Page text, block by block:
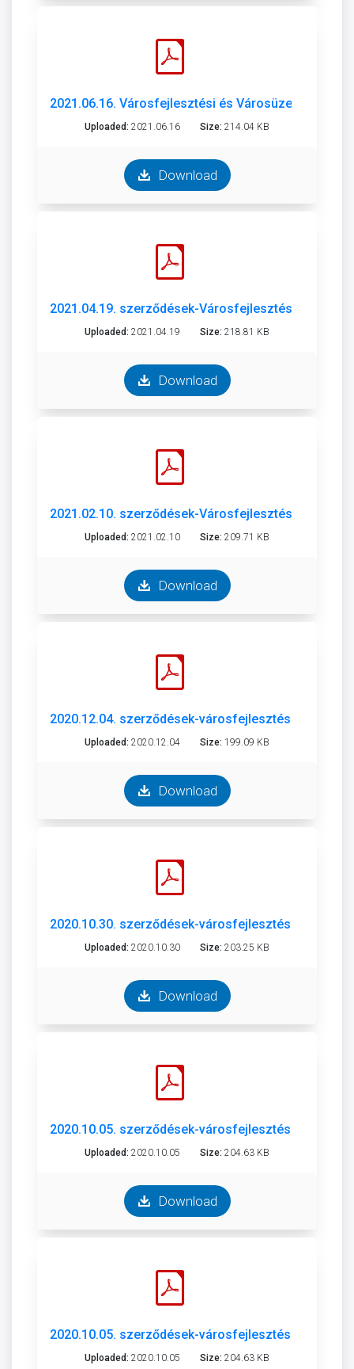
2021.06.16. Városfejlesztési és
Uploaded: 2021.06.16 Size: 214.04 KB
Download
2021.04.19. szerződések-Városfejlesztési és
Uploaded: 2021.04.19 Size: 218.81 KB
Download
2021.02.10. szerződések-Városfejlesztési és
Uploaded: 2021.02.10 Size: 209.71 KB
Download
2020.12.04. szerződések-városfejlesztési és
Uploaded: 2020.12.04 Size: 199.09 KB
Download
2020.10.30. szerződések-városfejlesztési és
Uploaded: 2020.10.30 Size: 203.25 KB
Download
2020.10.05. szerződések-városfejlesztési és
Uploaded: 2020.10.05 Size: 204.63 KB
Download
2020.10.05. szerződések-városfejlesztési és
Uploaded: 2020.10.05 Size: 204.63 KB